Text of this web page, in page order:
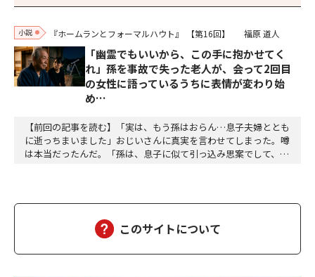
小説 『ホームランとフォーマルハウト』 【第16回】 福原 道人
「幽霊でもいいから、この手に抱かせてく
れ」孫を事故で失った老人が、会って2回目
の女性に語っているうちに表情が変わり始
め…
【前回の記事を読む】「実は、もう孫はおらん…息子夫婦ととも
に逝っちまいました」おじいさんに真実を言わせてしまった。噂
は本当だったんだ。「孫は、息子に似て引っ込み思案でして、身
塞ぐわけにもいかない。「仲の良い子もおらず、ず…
このサイトについて